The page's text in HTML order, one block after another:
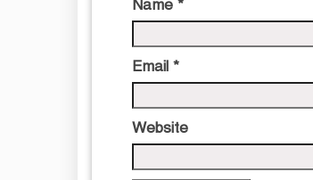
Name *
Email *
Website